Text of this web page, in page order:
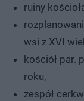
ruiny
wsi z XVI
kościół par.
roku,
zespół